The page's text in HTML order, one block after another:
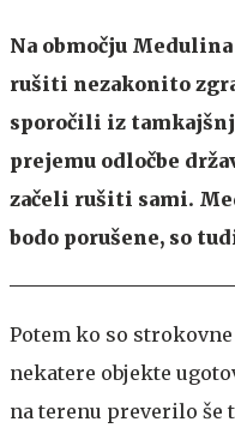
Na območju
rušiti nezakonito
sporočili iz
prejemu odločbe
začeli rušiti sami.
bodo porušene, so
Potem ko so
nekatere objekte
na terenu preverilo še